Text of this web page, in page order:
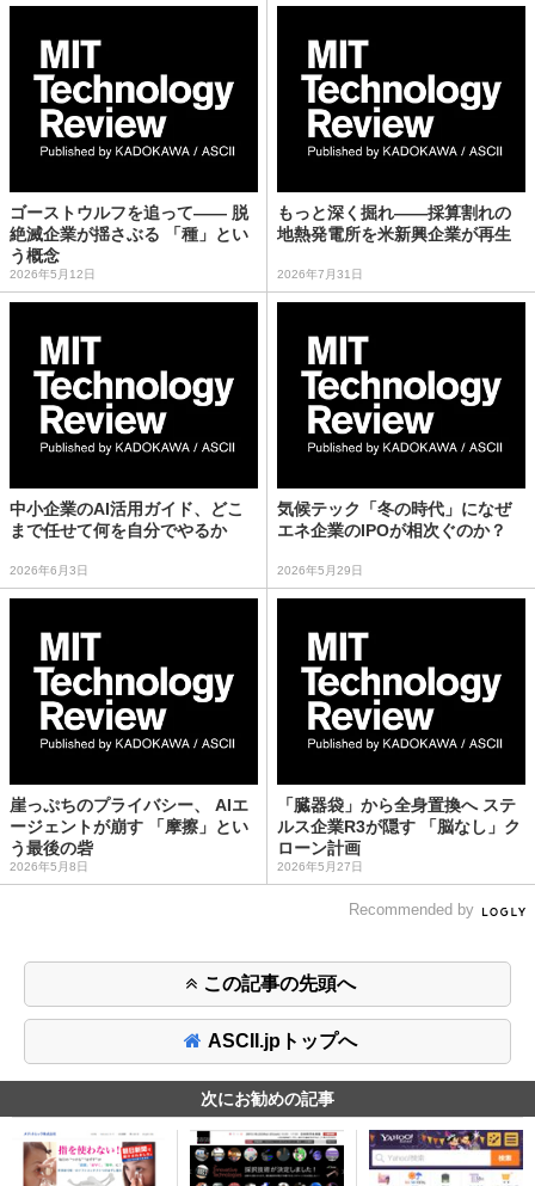
ゴーストウルフを追って—— 脱
絶滅企業が揺さぶる 「種」とい
う概念
2026年5月12日
もっと深く掘れ——採算割れの
地熱発電所を米新興企業が再生
2026年7月31日
中小企業のAI活用ガイド、どこ
まで任せて何を自分でやるか
2026年6月3日
気候テック「冬の時代」になぜ
エネ企業のIPOが相次ぐのか？
2026年5月29日
崖っぷちのプライバシー、 AIエ
ージェントが崩す 「摩擦」とい
う最後の砦
2026年5月8日
「臓器袋」から全身置換へ ステ
ルス企業R3が隠す 「脳なし」ク
ローン計画
2026年5月27日
Recommended by
この記事の先頭へ
ASCII.jpトップへ
次にお勧めの記事